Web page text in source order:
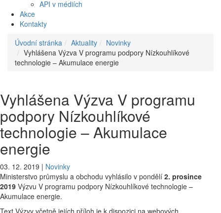
API v médiích
Akce
Kontakty
Úvodní stránka
Aktuality
Novinky
Vyhlášena Výzva V programu podpory Nízkouhlíkové
technologie – Akumulace energie
Vyhlášena Výzva V programu
podpory Nízkouhlíkové
technologie – Akumulace
energie
03. 12. 2019 | Novinky
Ministerstvo průmyslu a obchodu vyhlásilo v pondělí 2. prosince
2019 Výzvu V programu podpory Nízkouhlíkové technologie –
Akumulace energie.